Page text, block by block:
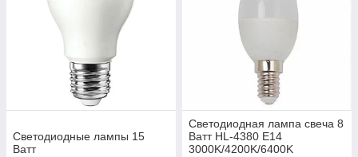
или теплый световой оттенок.
Чаще всего используются для подсвечивания
потолка, ниш, полок, деталей интерьера. Такие
лампы имеют высокую стабильность светового
потока, при этом обладают миниатюрными
размерами.
Светодиодные лампы 15
Ватт
Светодиодная лампа свеча 8
Ватт HL-4380 E14
3000K/4200K/6400K